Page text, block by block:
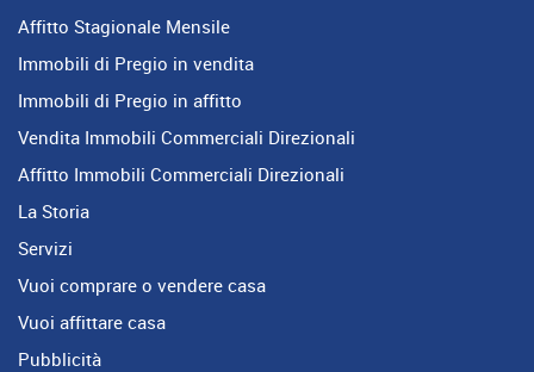
Affitto Stagionale Mensile
Immobili di Pregio in vendita
Immobili di Pregio in affitto
Vendita Immobili Commerciali Direzionali
Affitto Immobili Commerciali Direzionali
La Storia
Servizi
Vuoi comprare o vendere casa
Vuoi affittare casa
Pubblicità